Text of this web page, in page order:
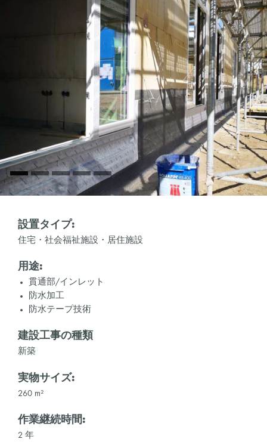
設置タイプ:
住宅・社会福祉施設・居住施設
用途:
貫通部/インレット
防水加工
防水テープ技術
建設工事の種類
新築
実物サイズ:
260 m²
作業継続時間:
2 年